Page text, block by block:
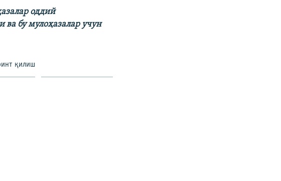
оддий
бу мулоҳазалар учун
қилиш